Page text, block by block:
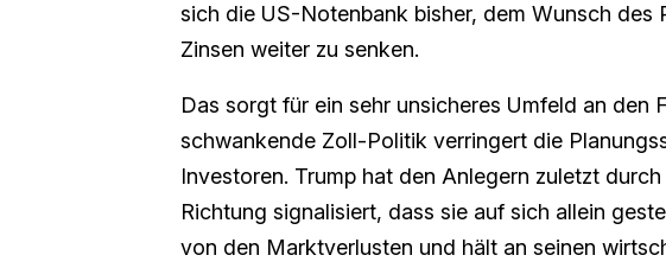
sich die US-Notenbank bisher, dem Wunsch des
Zinsen weiter zu senken.
Das sorgt für ein sehr unsicheres Umfeld an den
schwankende Zoll-Politik verringert die
Investoren. Trump hat den Anlegern zuletzt
Richtung signalisiert, dass sie auf sich allein
von den Marktverlusten und hält an seinen